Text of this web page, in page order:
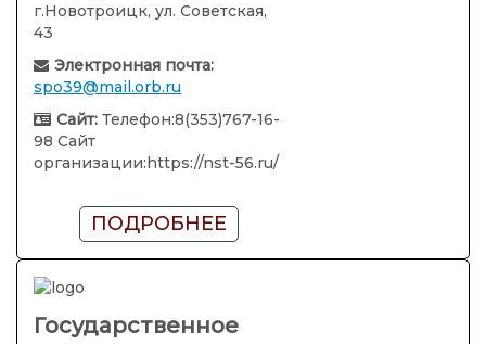
г.Новотроицк, ул. Советская,
43
Электронная почта:
spo39@mail.orb.ru
Сайт: Телефон:8(353)767-16-
98 Сайт
организации:https://nst-56.ru/
ПОДРОБНЕЕ
Государственное